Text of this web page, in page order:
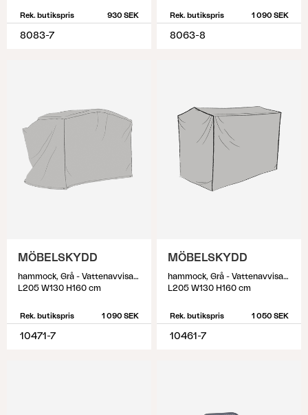
Rek. butikspris 930 SEK
8083-7
Rek. butikspris 1 090 SEK
8063-8
MÖBELSKYDD
hammock, Grå - Vattenavvisande
L205 W130 H160 cm
Rek. butikspris 1 090 SEK
10471-7
MÖBELSKYDD
hammock, Grå - Vattenavvisande
L205 W130 H160 cm
Rek. butikspris 1 050 SEK
10461-7